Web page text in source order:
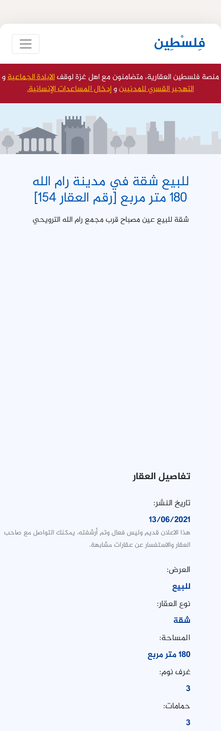
فِلسْطِين
منصة فلسطين العقارية، متضامنون مع اهل غزة لوقفالابادة الجماعيةو
التهجير القسري للمدنيينوإدخال المساعدات الإنسانية.
للبيع شقة في مدينة رام الله
180 متر مربع [رقم العقار 154]
شقة للبيع عين مصباح قرب مجمع رام الله الترويحي
تفاصيل العقار
تاريخ النشر:
13/06/2021
هذا الاعلان قديم وليس فعال وتم أرشفته، يمكنك التواصل مع صاحب
العقار والاستفسار عن عقارات مشابهة.
العرض:
للبيع
نوع العقار:
شقة
المساحة:
180 متر مربع
غرف نوم:
3
حمامات:
3